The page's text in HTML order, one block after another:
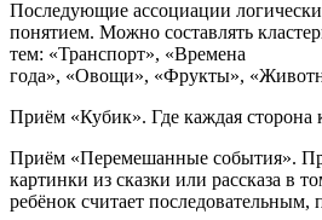
Последующие ассоциации
понятием. Можно составлять
тем: «Транспорт», «Времена
года», «Овощи», «Фрукты»,
Приём «Кубик». Где каждая сторона
Приём «Перемешанные события».
картинки из сказки или рассказа в
ребёнок считает